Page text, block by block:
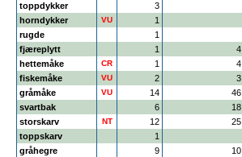
toppdykker
3
horndykker
VU 1
rugde
1
fjæreplytt
1 4
hettemåke
CR 1 4
fiskemåke
VU 2 3
gråmåke
VU 14 46
svartbak
6 18
storskarv
NT 12 25
toppskarv
1
gråhegre
9 10